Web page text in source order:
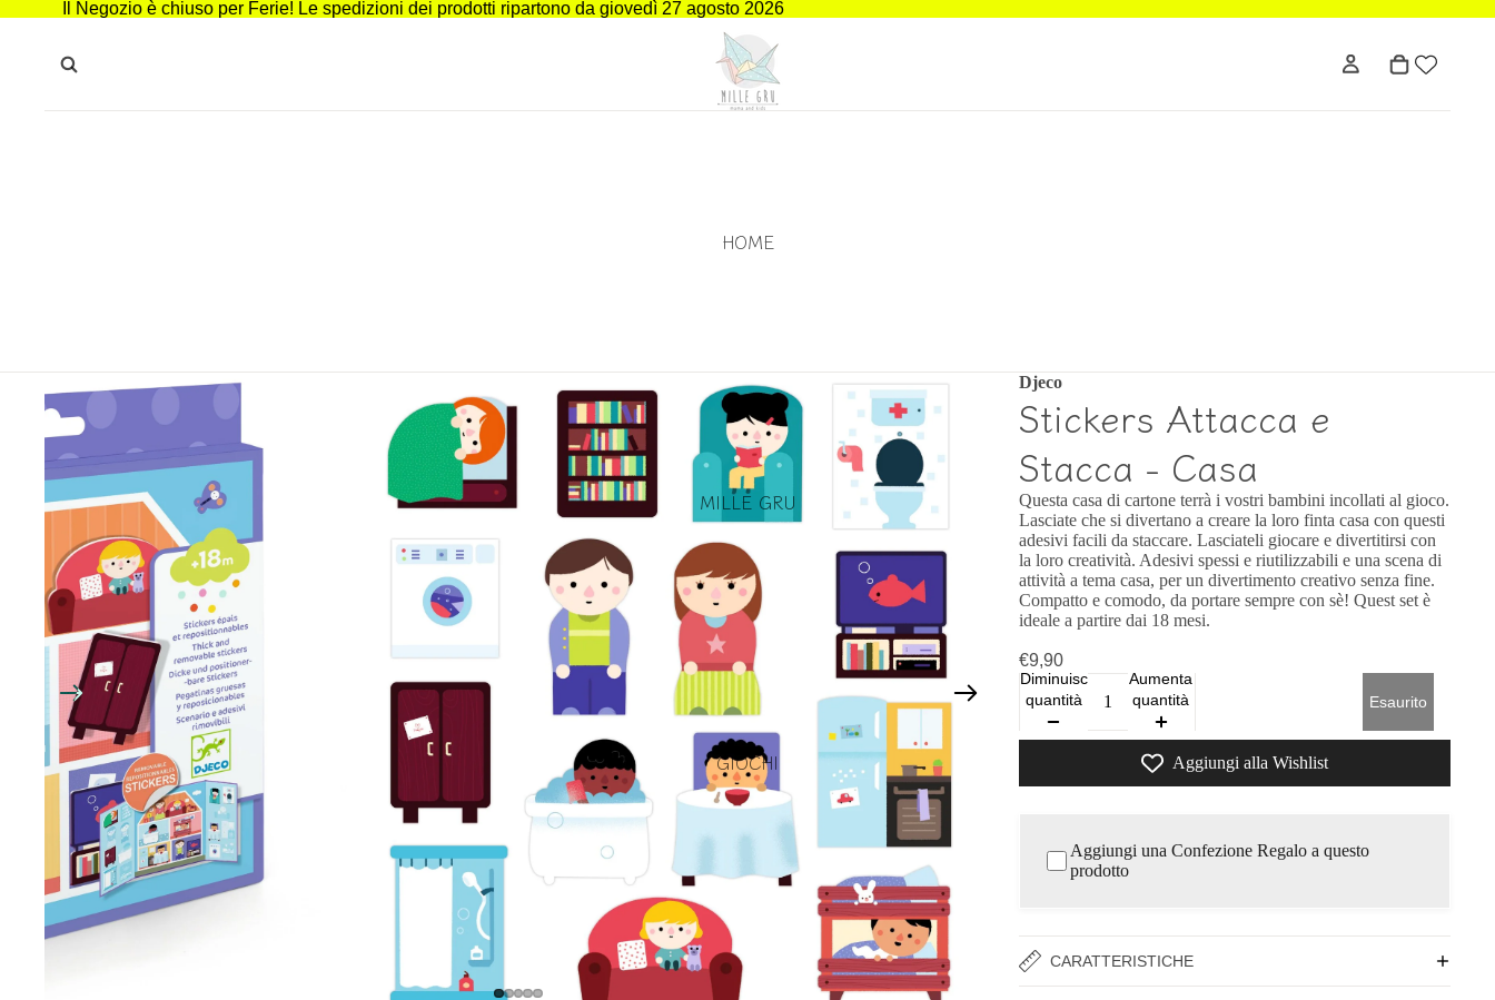
Il Negozio è chiuso per Ferie! Le spedizioni dei prodotti ripartono da giovedì 27 agosto 2026
HOME
MILLE GRU
GIOCHI
Djeco
Stickers Attacca e
Stacca - Casa
Questa casa di cartone terrà i vostri bambini incollati al gioco.
Lasciate che si divertano a creare la loro finta casa con questi
adesivi facili da staccare. Lasciateli giocare e divertitirsi con
la loro creatività. Adesivi spessi e riutilizzabili e una scena di
attività a tema casa, per un divertimento creativo senza fine.
Compatto e comodo, da portare sempre con sè! Quest set è
ideale a partire dai 18 mesi.
€9,90
Diminuisci
quantità
Aumenta
quantità
Esaurito
Aggiungi alla Wishlist
Aggiungi una Confezione Regalo a questo
prodotto
CARATTERISTICHE